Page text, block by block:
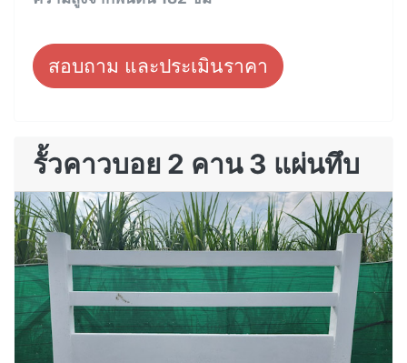
สอบถาม และประเมินราคา
รั้วคาวบอย 2 คาน 3 แผ่นทึบ